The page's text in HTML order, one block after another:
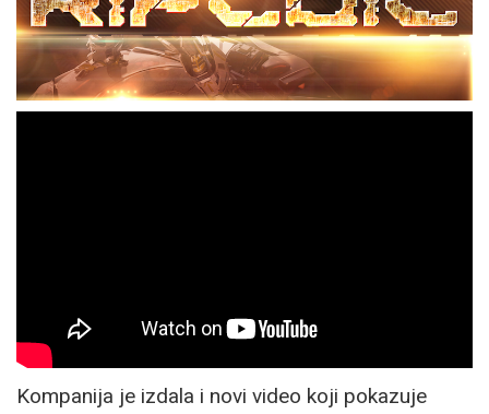
Kompanija je izdala i novi video koji pokazuje